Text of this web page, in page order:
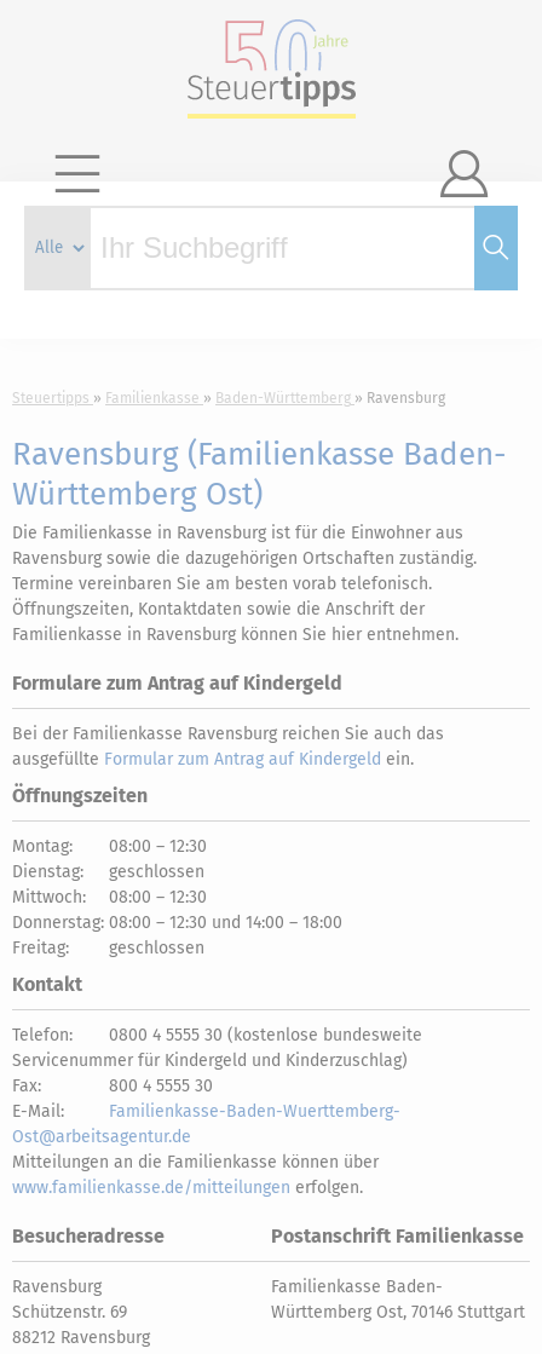

Steuertipps Familienkasse Baden-Württemberg Ravensburg
Ravensburg (Familienkasse Baden-
Württemberg Ost)
Die Familienkasse in Ravensburg ist für die Einwohner aus
Ravensburg sowie die dazugehörigen Ortschaften zuständig.
Termine vereinbaren Sie am besten vorab telefonisch.
Öffnungszeiten, Kontaktdaten sowie die Anschrift der
Familienkasse in Ravensburg können Sie hier entnehmen.
Formulare zum Antrag auf Kindergeld
Bei der Familienkasse Ravensburg reichen Sie auch das
ausgefüllte Formular zum Antrag auf Kindergeld ein.
Öffnungszeiten
Montag:
08:00 – 12:30
Dienstag:
geschlossen
Mittwoch:
08:00 – 12:30
Donnerstag: 08:00 – 12:30 und 14:00 – 18:00
Freitag:
geschlossen
Kontakt
Telefon:
0800 4 5555 30 (kostenlose bundesweite
Servicenummer für Kindergeld und Kinderzuschlag)
Fax:
800 4 5555 30
E-Mail:
Familienkasse-Baden-Wuerttemberg-
Ost@arbeitsagentur.de
Mitteilungen an die Familienkasse können über
www.familienkasse.de/mitteilungen erfolgen.
Besucheradresse
Ravensburg
Schützenstr. 69
88212 Ravensburg
Postanschrift Familienkasse
Familienkasse Baden-
Württemberg Ost, 70146 Stuttgart